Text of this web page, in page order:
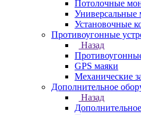
Потолочные
Универсальные
Установочные
Противоугонные
Назад
GPS маяки
Механические
Дополнительное
Назад